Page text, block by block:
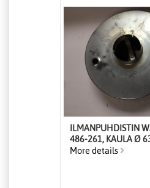
ILMANPUHDISTIN
486-261, KAULA Ø
More details